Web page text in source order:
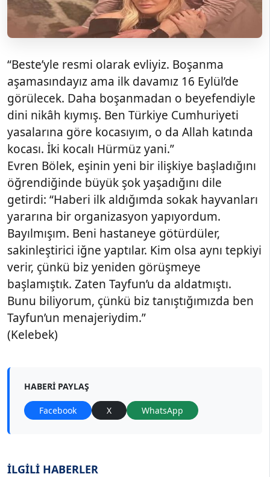
“Beste’yle resmi olarak evliyiz. Boşanma
aşamasındayız ama ilk davamız 16 Eylül’de
görülecek. Daha boşanmadan o beyefendiyle
dini nikâh kıymış. Ben Türkiye Cumhuriyeti
yasalarına göre kocasıyım, o da Allah katında
kocası. İki kocalı Hürmüz yani.”
Evren Bölek, eşinin yeni bir ilişkiye başladığını
öğrendiğinde büyük şok yaşadığını dile
getirdi: “Haberi ilk aldığımda sokak hayvanları
yararına bir organizasyon yapıyordum.
Bayılmışım. Beni hastaneye götürdüler,
sakinleştirici iğne yaptılar. Kim olsa aynı tepkiyi
verir, çünkü biz yeniden görüşmeye
başlamıştık. Zaten Tayfun’u da aldatmıştı.
Bunu biliyorum, çünkü biz tanıştığımızda ben
Tayfun’un menajeriydim.”
(Kelebek)
HABERI PAYLAŞ
Facebook X WhatsApp
İLGİLİ HABERLER